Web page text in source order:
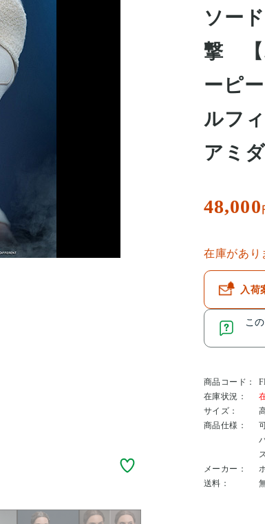
ソー
撃 【
ーピ
ルフ
アミ
48,000
在庫があり
入荷
こ
商品コード：
在庫状況：
サイズ：
商品仕様：
メーカー：
送料：